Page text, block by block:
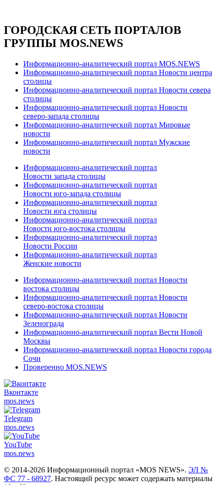
ГОРОДСКАЯ СЕТЬ ПОРТАЛОВ
ГРУППЫ MOS.NEWS
Информационно-аналитический портал MOS.NEWS
Информационно-аналитический портал Новости центра
столицы
Информационно-аналитический портал Новости севера
столицы
Информационно-аналитический портал Новости
северо-запада столицы
Информационно-аналитический портал Мировые
новости
Информационно-аналитический портал Мужские
новости
Информационно-аналитический портал
Новости запада столицы
Информационно-аналитический портал
Новости юго-запада столицы
Информационно-аналитический портал
Новости юга столицы
Информационно-аналитический портал
Новости юго-востока столицы
Информационно-аналитический портал
Новости России
Информационно-аналитический портал
Женские новости
Информационно-аналитический портал Новости
востока столицы
Информационно-аналитический портал Новости
северо-востока столицы
Информационно-аналитический портал Новости
Зеленограда
Информационно-аналитический портал Вести Новой
Москвы
Информационно-аналитический портал Новости города
Сочи
Проверенно MOS.NEWS
Вконтакте
mos.news
Telegram
mos.news
YouTube
mos.news
© 2014-2026 Информационный портал «MOS NEWS». ЭЛ №
ФС 77 - 68927. Настоящий ресурс может содержать материалы